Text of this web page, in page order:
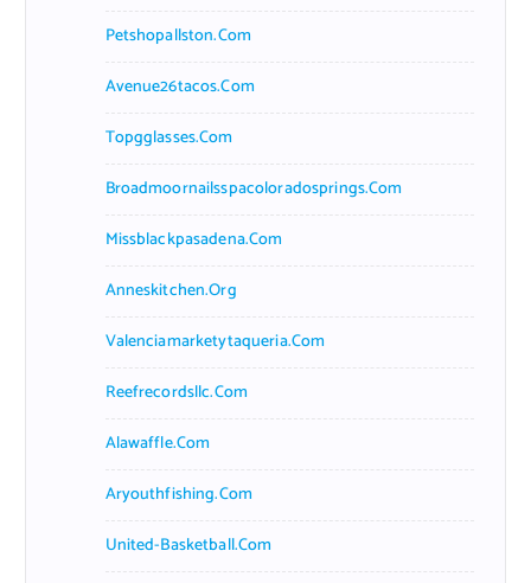
Petshopallston.com
Avenue26tacos.com
Topgglasses.com
Broadmoornailsspacoloradosprings.com
Missblackpasadena.com
Anneskitchen.org
Valenciamarketytaqueria.com
Reefrecordsllc.com
Alawaffle.com
Aryouthfishing.com
United-Basketball.com